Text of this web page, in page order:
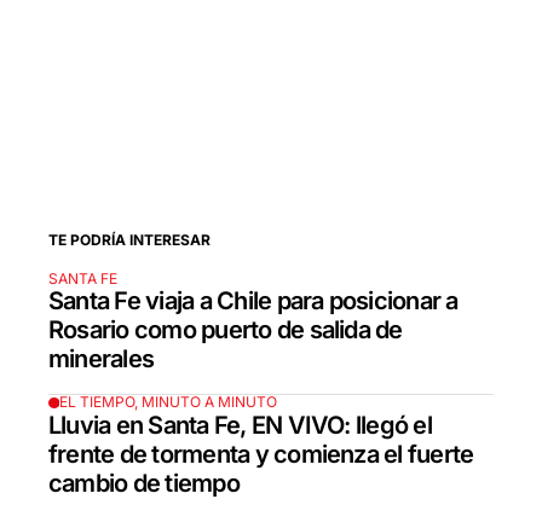
TE PODRÍA INTERESAR
SANTA FE
Santa Fe viaja a Chile para posicionar a
Rosario como puerto de salida de
minerales
EL TIEMPO, MINUTO A MINUTO
Lluvia en Santa Fe, EN VIVO: llegó el
frente de tormenta y comienza el fuerte
cambio de tiempo